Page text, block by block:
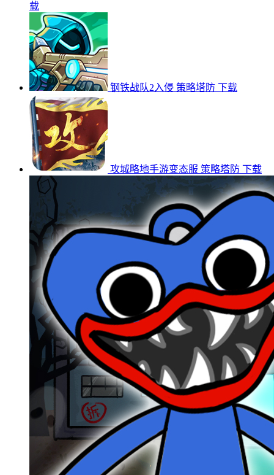
载
钢铁战队2入侵 策略塔防 下载
攻城略地手游变态服 策略塔防 下载